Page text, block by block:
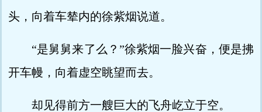
头，向着车辇内的徐紫烟说道。
“是舅舅来了么？”徐紫烟一脸兴奋，便是拂
开车幔，向着虚空眺望而去。
却见得前方一艘巨大的飞舟屹立于空。